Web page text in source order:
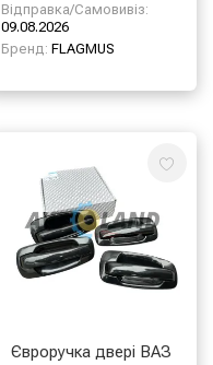
Відправка/Самовивіз:
09.08.2026
Бренд: FLAGMUS
Євроручка двері ВАЗ